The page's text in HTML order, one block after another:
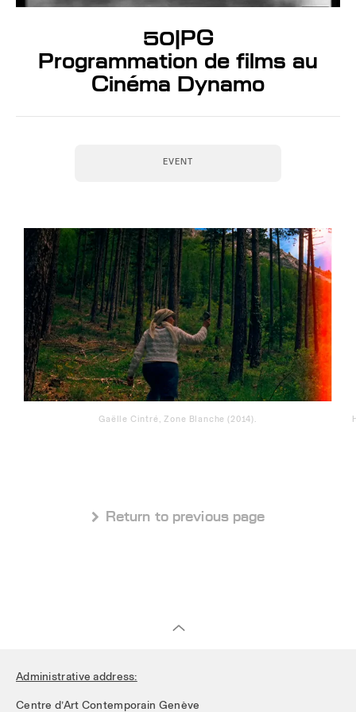
50JPG
Programmation de films au
Cinéma Dynamo
EVENT
Gaëlle Cintré, Zone Blanche (2014).
 Return to previous page
Administrative address:
Centre d’Art Contemporain Genève